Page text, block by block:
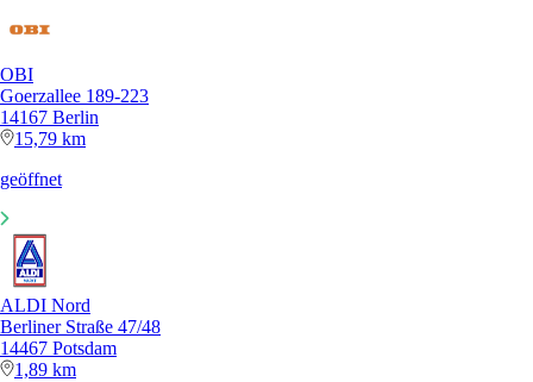
OBI
Goerzallee 189-223
14167 Berlin
15,79 km
geöffnet
ALDI Nord
Berliner Straße 47/48
14467 Potsdam
1,89 km